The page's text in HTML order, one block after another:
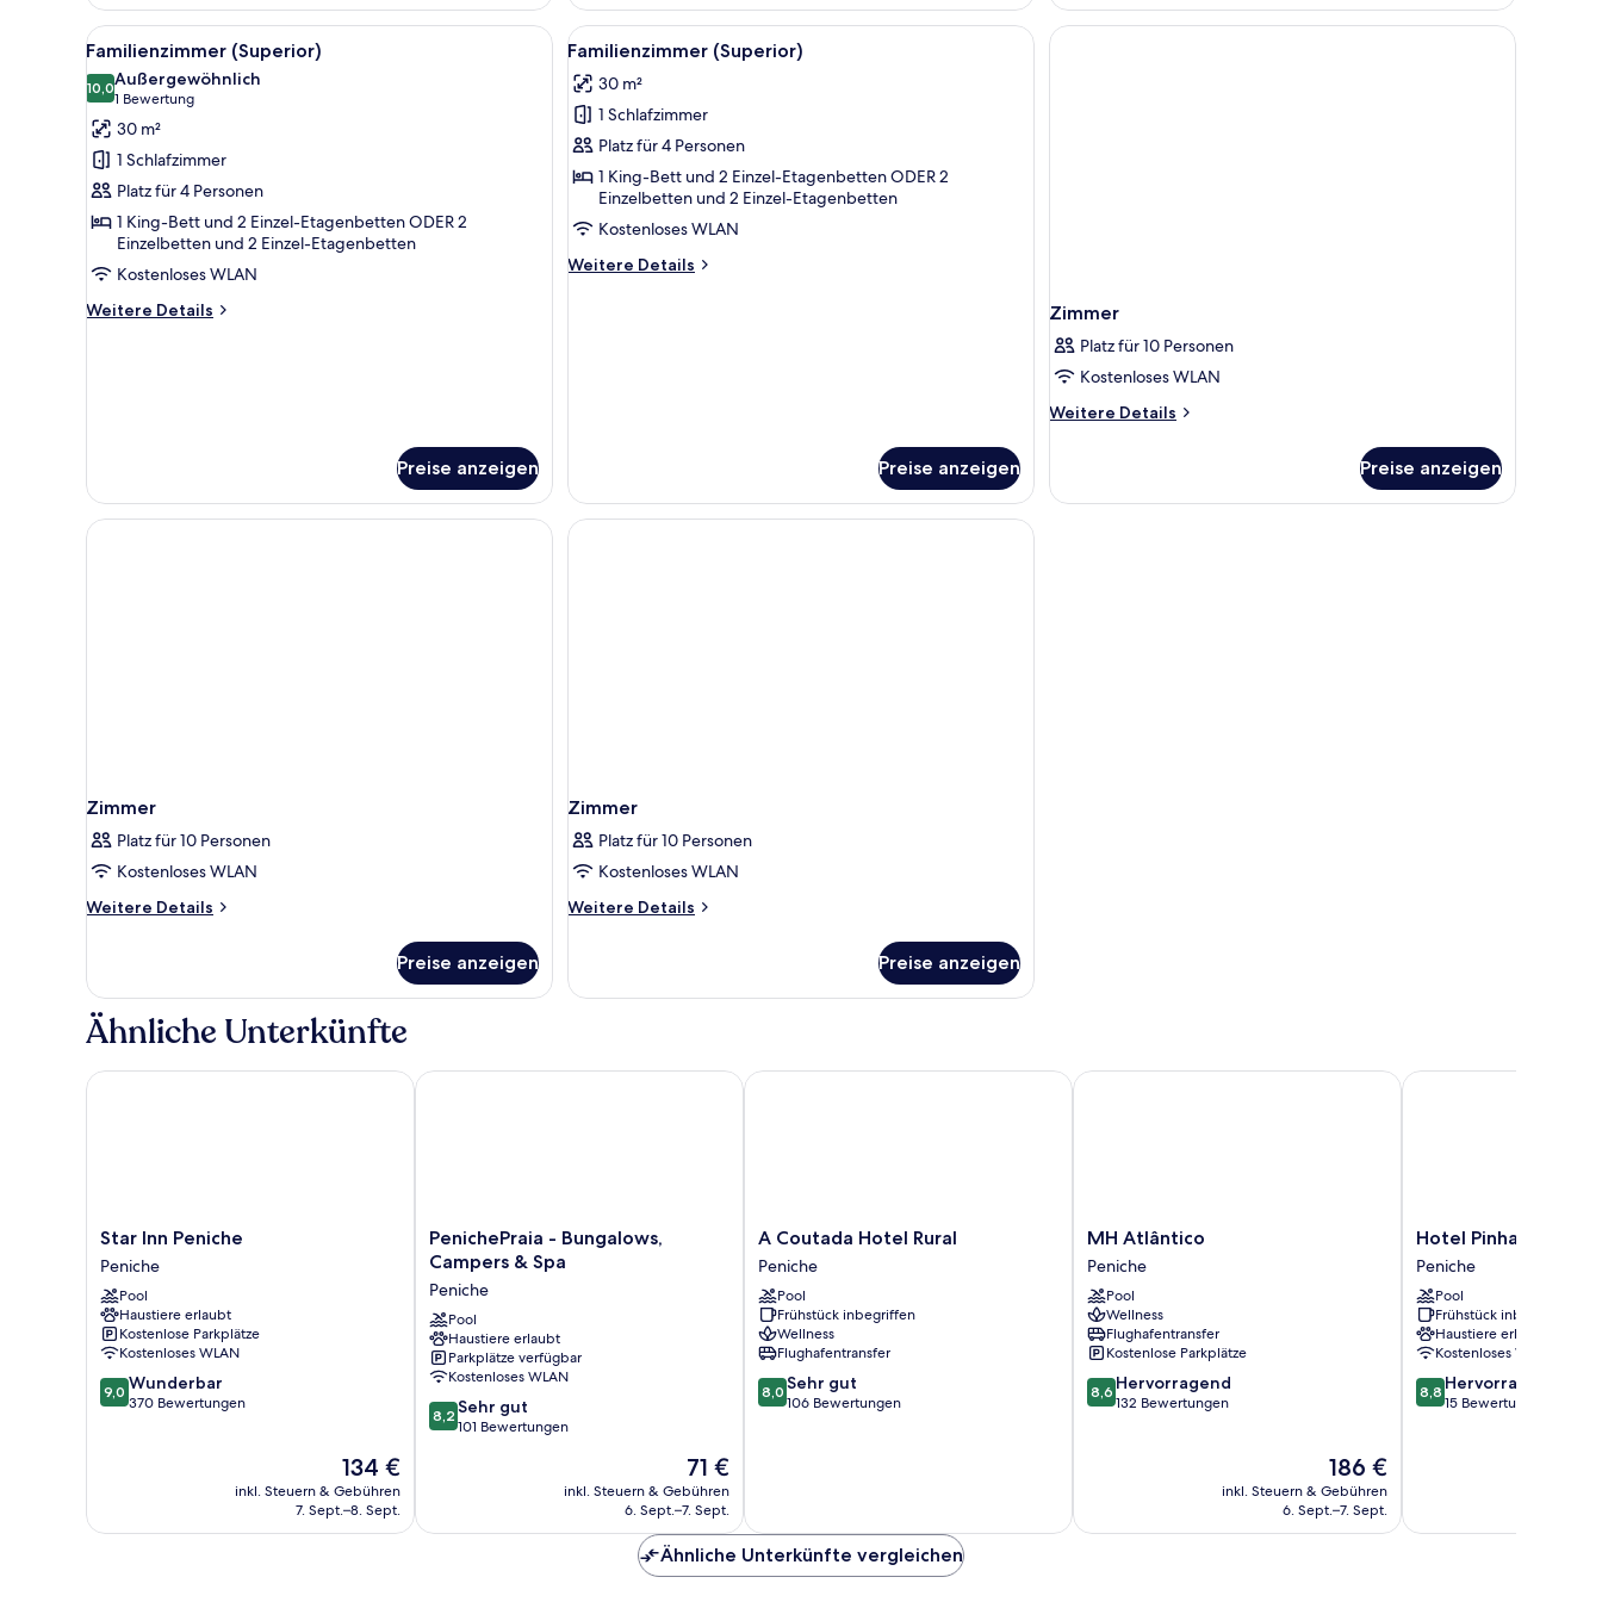
Alle
Fotos
für
Familienzimmer
(Superior)
anzeigen
Familienzimmer (Superior) | Hochwertige Bettwaren, Betten mit Memory-Foam-Matratzen, Minibar
7
Familienzimmer (Superior)
10,010,0 von 10
Außergewöhnlich
1 Bewertung
(1
Bewertung)
30 m²
1 Schlafzimmer
Platz für 4 Personen
1 King-Bett und 2 Einzel-Etagenbetten ODER 2
Einzelbetten und 2 Einzel-Etagenbetten
Kostenloses WLAN
Weitere Details
Weitere
Preise anzeigen
Alle
Fotos
für
Familienzimmer
(Superior)
anzeigen
Eine Holzterrasse mit Liegestühlen und einem Whirlpool.
7
Familienzimmer (Superior)
30 m²
1 Schlafzimmer
Platz für 4 Personen
1 King-Bett und 2 Einzel-Etagenbetten ODER 2
Einzelbetten und 2 Einzel-Etagenbetten
Kostenloses WLAN
Weitere Details
Weitere
Preise anzeigen
Zimmer
Platz für 10 Personen
Kostenloses WLAN
Weitere Details
Weitere
Preise anzeigen
Zimmer
Platz für 10 Personen
Kostenloses WLAN
Weitere Details
Weitere
Preise anzeigen
Zimmer
Platz für 10 Personen
Kostenloses WLAN
Weitere Details
Weitere
Preise anzeigen
Ähnliche Unterkünfte
Star
Inn
Peniche
Peniche
Star Inn Peniche
Peniche
Pool
Haustiere erlaubt
Kostenlose Parkplätze
Kostenloses WLAN
9.0
von
9,0 Wunderbar
370 Bewertungen
Der
Preis
beträgt
134 €
inkl. Steuern & Gebühren
7. Sept.–8. Sept.
Star Inn Peniche
PenichePraia
-
Bungalows,
Campers
&
Spa
Peniche
PenichePraia - Bungalows,
Campers & Spa
Peniche
Pool
Haustiere erlaubt
Parkplätze verfügbar
Kostenloses WLAN
8.2
von
Bewertungen
8,2 Sehr gut
101 Bewertungen
Der
Preis
beträgt
71 €
inkl. Steuern & Gebühren
6. Sept.–7. Sept.
PenichePraia - Bungalows, Campers & Spa
A
Coutada
Hotel
Rural
Peniche
A Coutada Hotel Rural
Peniche
Pool
Frühstück inbegriffen
Wellness
Flughafentransfer
8.0
von
8,0 Sehr gut
106 Bewertungen
A Coutada Hotel Rural
MH
Atlântico
Peniche
MH Atlântico
Peniche
Pool
Wellness
Flughafentransfer
Kostenlose Parkplätze
8.6
von
8,6 Hervorragend
132 Bewertungen
Der
Preis
beträgt
186 €
inkl. Steuern & Gebühren
6. Sept.–7. Sept.
MH Atlântico
Hotel
Pinhalmar
Peniche
Hotel Pinhalmar
Peniche
Pool
Frühstück inbegriffen
Haustiere erlaubt
Kostenloses WLAN
8.8
von
8,8 Hervorragend
15 Bewertungen
Hotel Pinhalmar
Ähnliche Unterkünfte vergleichen